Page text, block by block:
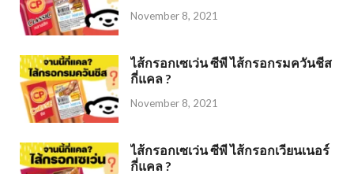
November 8, 2021
ไส้กรอกเซเว่น ซีพี ไส้กรอกรมควันชีส
กี่แคล ?
November 8, 2021
ไส้กรอกเซเว่น ซีพี ไส้กรอกเวียนเนอร์
กี่แคล ?